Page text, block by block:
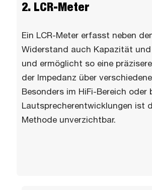
2. LCR-Meter
Ein LCR-Meter erfasst neben
Widerstand auch Kapazität
und ermöglicht so eine
der Impedanz über
Besonders im HiFi-Bereich oder
Lautsprecherentwicklungen ist
Methode unverzichtbar.